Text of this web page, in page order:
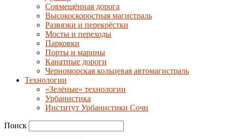
Совмещённая дорога
Высокоскоростная магистраль
Развязки и перекрёстки
Мосты и переходы
Парковки
Порты и марины
Канатные дороги
Черноморская кольцевая автомагистраль
Технологии
«Зелёные» технологии
Урбанистика
Институт Урбанистики Сочи
Поиск